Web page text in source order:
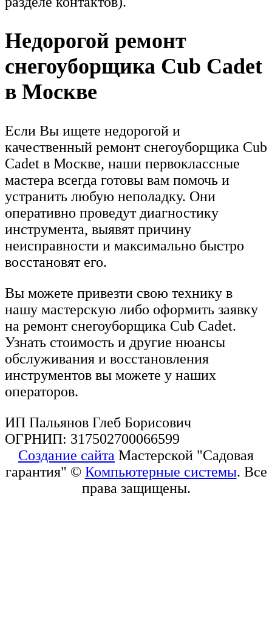
Недорогой ремонт
снегоуборщика Cub Cadet
в Москве
Если Вы ищете недорогой и
качественный ремонт снегоуборщика Cub
Cadet в Москве, наши первоклассные
мастера всегда готовы вам помочь и
устранить любую неполадку. Они
оперативно проведут диагностику
инструмента, выявят причину
неисправности и максимально быстро
восстановят его.
Вы можете привезти свою технику в
нашу мастерскую либо оформить заявку
на ремонт снегоуборщика Cub Cadet.
Узнать стоимость и другие нюансы
обслуживания и восстановления
инструментов вы можете у наших
операторов.
ИП Пальянов Глеб Борисович
ОГРНИП: 317502700066599
Создание сайта Мастерской "Садовая
гарантия" © Компьютерные системы. Все
права защищены.